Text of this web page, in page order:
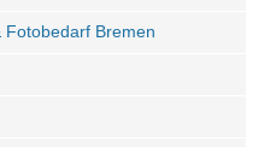
Bremen